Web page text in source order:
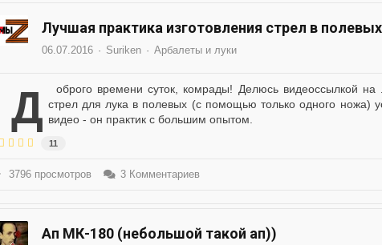
Лучшая практика изготовления стрел в
06.07.2016 Suriken Арбалеты и луки
Доброго времени суток, комрады! Делюсь видеоссылкой на лучшую (на мой взгляд) практику изготовления стрел для лука в полевых (с помощью только одного ножа)
видео - он практик с большим опытом.
11
3796 просмотров 3 Комментариев
Ап МК-180 (небольшой такой ап))